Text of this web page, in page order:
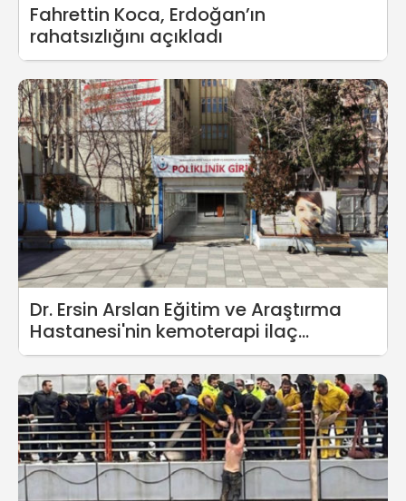
Fahrettin Koca, Erdoğan’ın
rahatsızlığını açıkladı
Dr. Ersin Arslan Eğitim ve Araştırma
Hastanesi'nin kemoterapi ilaç
hazırlama sistemi ihalesi yandaşa
gitti